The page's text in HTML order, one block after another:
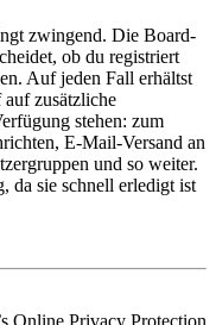
zwingend. Die Board-
ob du registriert
Auf jeden Fall erhältst
zusätzliche
stehen: zum
E-Mail-Versand an
und so weiter.
da sie schnell erledigt ist
Online Privacy Protection